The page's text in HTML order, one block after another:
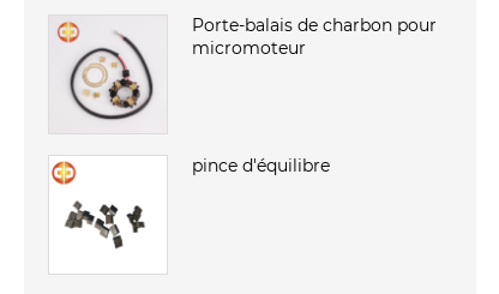
Porte-balais de charbon pour
micromoteur
pince d'équilibre